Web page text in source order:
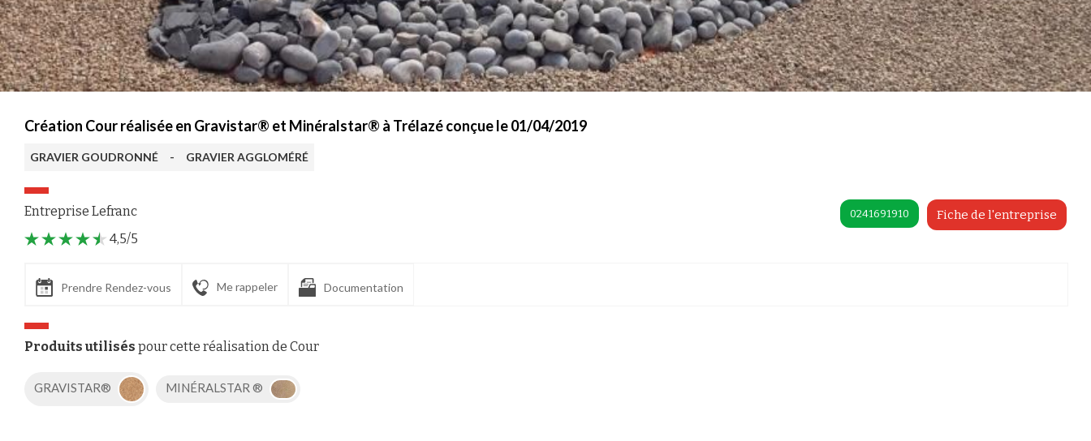
Création Cour réalisée en Gravistar® et Minéralstar® à Trélazé conçue le 01/04/2019
GRAVIER GOUDRONNÉ - GRAVIER AGGLOMÉRÉ
Entreprise Lefranc Fiche de l'entreprise
0241691910
4,5/5
Prendre Rendez-vous Me rappeler Documentation
Produits utilisés pour cette réalisation de Cour
GRAVISTAR® MINÉRALSTAR ®